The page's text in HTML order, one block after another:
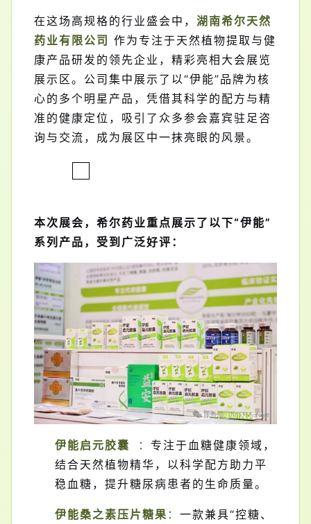
在这场高规格的行业盛会中， 湖南希尔天然
药业有限公司 作为专注于天然植物提取与健
康产品研发的领先企业，精彩亮相大会展览
展示区。公司集中展示了以“伊能”品牌为核
心的多个明星产品，凭借其科学的配方与精
准的健康定位，吸引了众多参会嘉宾驻足咨
询与交流，成为展区中一抹亮眼的风景。
本次展会， 希尔药业重点展示了以下“伊能”
系列产品，受到广泛好评：
伊能启元胶囊 ： 专注于血糖健康领域，
结合天然植物精华，以科学配方助力平
稳血糖，提升糖尿病患者的生命质量。
伊能桑之素压片糖果 ： 一款兼具“控糖、